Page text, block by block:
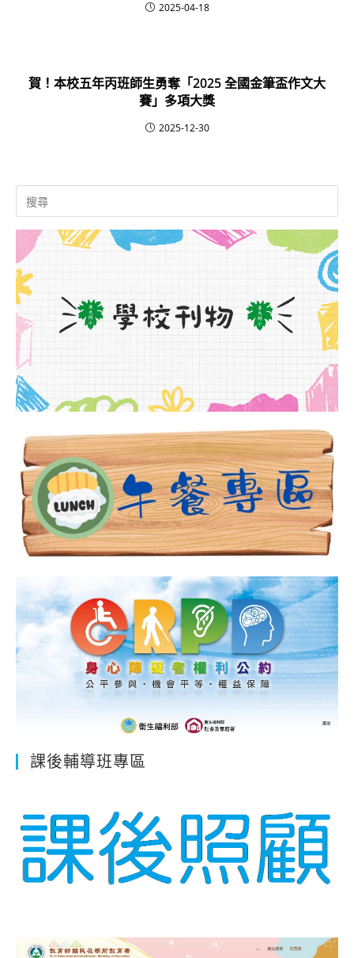
2025-04-18
賀！本校五年丙班師生勇奪「2025 全國金筆盃作文大
賽」多項大獎
2025-12-30
Search
for:
課後輔導班專區